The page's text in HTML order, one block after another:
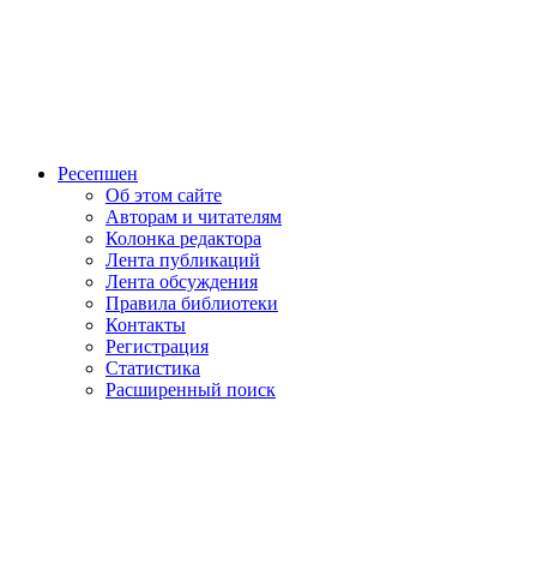
Ресепшен
Об этом сайте
Авторам и читателям
Колонка редактора
Лента публикаций
Лента обсуждения
Правила библиотеки
Контакты
Регистрация
Статистика
Расширенный поиск